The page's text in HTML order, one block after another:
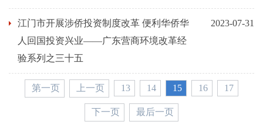
江门市开展涉侨投资制度改革 便利华侨华
人回国投资兴业——广东营商环境改革经
验系列之三十五
2023-07-31
第一页 上一页 13 14 15 16 17
下一页 最后一页